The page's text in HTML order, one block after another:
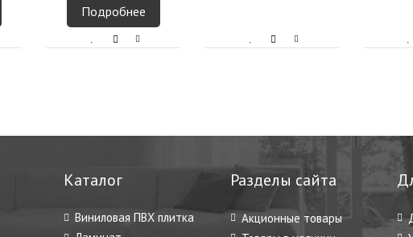
Подробнее
Каталог
Виниловая ПВХ плитка
Разделы сайта
Акционные товары